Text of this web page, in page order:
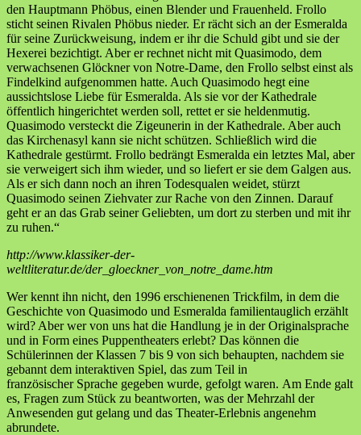
den Hauptmann Phöbus, einen Blender und Frauenheld. Frollo
sticht seinen Rivalen Phöbus nieder. Er rächt sich an der Esmeralda
für seine Zurückweisung, indem er ihr die Schuld gibt und sie der
Hexerei bezichtigt. Aber er rechnet nicht mit Quasimodo, dem
verwachsenen Glöckner von Notre-Dame, den Frollo selbst einst als
Findelkind aufgenommen hatte. Auch Quasimodo hegt eine
aussichtslose Liebe für Esmeralda. Als sie vor der Kathedrale
öffentlich hingerichtet werden soll, rettet er sie heldenmutig.
Quasimodo versteckt die Zigeunerin in der Kathedrale. Aber auch
das Kirchenasyl kann sie nicht schützen. Schließlich wird die
Kathedrale gestürmt. Frollo bedrängt Esmeralda ein letztes Mal, aber
sie verweigert sich ihm wieder, und so liefert er sie dem Galgen aus.
Als er sich dann noch an ihren Todesqualen weidet, stürzt
Quasimodo seinen Ziehvater zur Rache von den Zinnen. Darauf
geht er an das Grab seiner Geliebten, um dort zu sterben und mit ihr
zu ruhen.“
http://www.klassiker-der-
weltliteratur.de/der_gloeckner_von_notre_dame.htm
Wer kennt ihn nicht, den 1996 erschienenen Trickfilm, in dem die
Geschichte von Quasimodo und Esmeralda familientauglich erzählt
wird? Aber wer von uns hat die Handlung je in der Originalsprache
und in Form eines Puppentheaters erlebt? Das können die
Schülerinnen der Klassen 7 bis 9 von sich behaupten, nachdem sie
gebannt dem interaktiven Spiel, das zum Teil in
französischer Sprache gegeben wurde, gefolgt waren. Am Ende galt
es, Fragen zum Stück zu beantworten, was der Mehrzahl der
Anwesenden gut gelang und das Theater-Erlebnis angenehm
abrundete.